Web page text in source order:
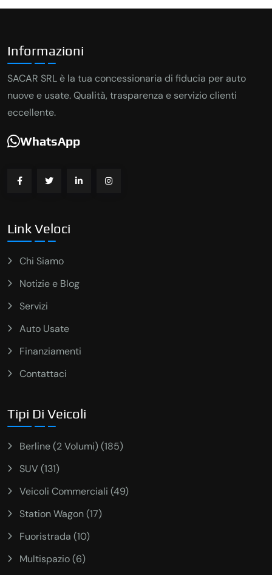
Informazioni
SACAR SRL è la tua concessionaria di fiducia per auto
nuove e usate. Qualità, trasparenza e servizio clienti
eccellente.
WhatsApp
Link Veloci
Chi Siamo
Notizie e Blog
Servizi
Auto Usate
Finanziamenti
Contattaci
Tipi Di Veicoli
Berline (2 Volumi) (185)
SUV (131)
Veicoli Commerciali (49)
Station Wagon (17)
Fuoristrada (10)
Multispazio (6)